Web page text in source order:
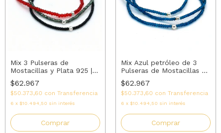
Mix 3 Pulseras de
Mostacillas y Plata 925 |
AMALO
$62.967
$50.373,60 con Transferencia
6 x $10.494,50 sin interés
Comprar
Mix Azul petróleo de 3
Pulseras de Mostacillas y
Plata 925 | AMALO -
(copia)
$62.967
$50.373,60 con Transferencia
6 x $10.494,50 sin interés
Comprar